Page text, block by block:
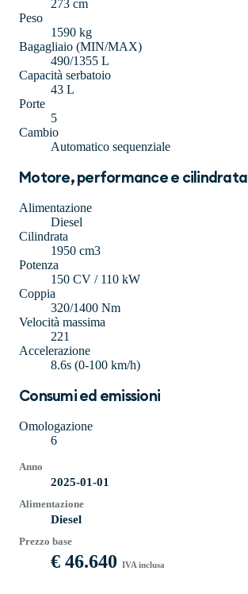
273 cm
Peso
1590 kg
Bagagliaio (MIN/MAX)
490/1355 L
Capacità serbatoio
43 L
Porte
5
Cambio
Automatico sequenziale
Motore, performance e cilindrata
Alimentazione
Diesel
Cilindrata
1950 cm3
Potenza
150 CV / 110 kW
Coppia
320/1400 Nm
Velocità massima
221
Accelerazione
8.6s (0-100 km/h)
Consumi ed emissioni
Omologazione
6
Anno
2025-01-01
Alimentazione
Diesel
Prezzo base
€ 46.640 IVA inclusa